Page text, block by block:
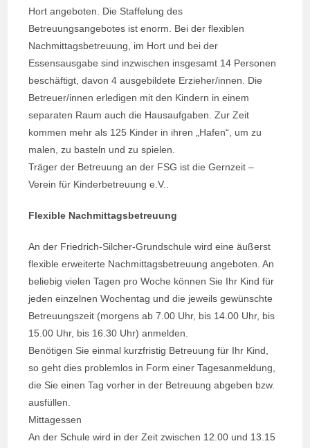
Hort angeboten. Die Staffelung des
Betreuungsangebotes ist enorm. Bei der flexiblen
Nachmittagsbetreuung, im Hort und bei der
Essensausgabe sind inzwischen insgesamt 14 Personen
beschäftigt, davon 4 ausgebildete Erzieher/innen. Die
Betreuer/innen erledigen mit den Kindern in einem
separaten Raum auch die Hausaufgaben. Zur Zeit
kommen mehr als 125 Kinder in ihren „Hafen“, um zu
malen, zu basteln und zu spielen.
Träger der Betreuung an der FSG ist die Gernzeit –
Verein für Kinderbetreuung e.V..
Flexible Nachmittagsbetreuung
An der Friedrich-Silcher-Grundschule wird eine äußerst
flexible erweiterte Nachmittagsbetreuung angeboten. An
beliebig vielen Tagen pro Woche können Sie Ihr Kind für
jeden einzelnen Wochentag und die jeweils gewünschte
Betreuungszeit (morgens ab 7.00 Uhr, bis 14.00 Uhr, bis
15.00 Uhr, bis 16.30 Uhr) anmelden.
Benötigen Sie einmal kurzfristig Betreuung für Ihr Kind,
so geht dies problemlos in Form einer Tagesanmeldung,
die Sie einen Tag vorher in der Betreuung abgeben bzw.
ausfüllen.
Mittagessen
An der Schule wird in der Zeit zwischen 12.00 und 13.15